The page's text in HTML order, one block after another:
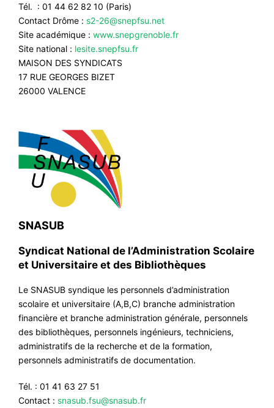
Tél. : 01 44 62 82 10 (Paris)
Contact Drôme : s2-26@snepfsu.net
Site académique : www.snepgrenoble.fr
Site national : lesite.snepfsu.fr
MAISON DES SYNDICATS
17 RUE GEORGES BIZET
26000 VALENCE
SNASUB
Syndicat National de l’Administration Scolaire
et Universitaire et des Bibliothèques
Le SNASUB syndique les personnels d’administration
scolaire et universitaire (A,B,C) branche administration
financière et branche administration générale, personnels
des bibliothèques, personnels ingénieurs, techniciens,
administratifs de la recherche et de la formation,
personnels administratifs de documentation.
Tél. : 01 41 63 27 51
Contact : snasub.fsu@snasub.fr